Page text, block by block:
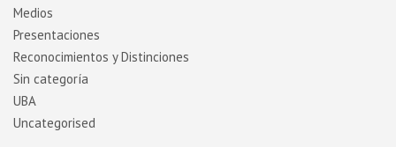
Medios
Presentaciones
Reconocimientos y Distinciones
Sin categoría
UBA
Uncategorised